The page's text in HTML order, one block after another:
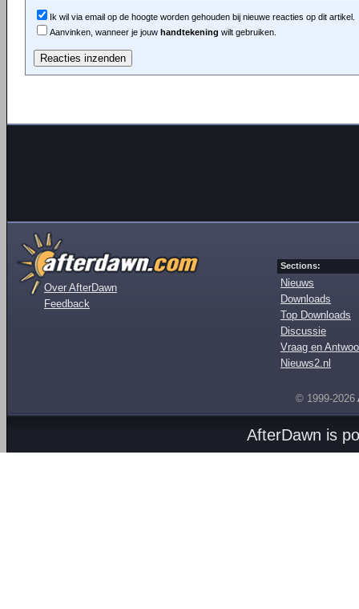
Ik wil via email op de hoogte worden gehouden bij nieuwe reacties op dit artikel.
Aanvinken, wanneer je jouw handtekening wilt gebruiken.
Over AfterDawn
Feedback
Sections:
Nieuws
Downloads
Top Downloads
Discussie
Vraag en
Nieuws2.nl
© 1999-2026
AfterDawn is